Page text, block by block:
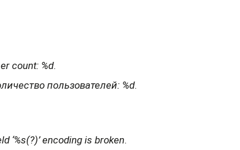
count: %d.
пользователей: %d.
‘%s(?)’ encoding is broken.